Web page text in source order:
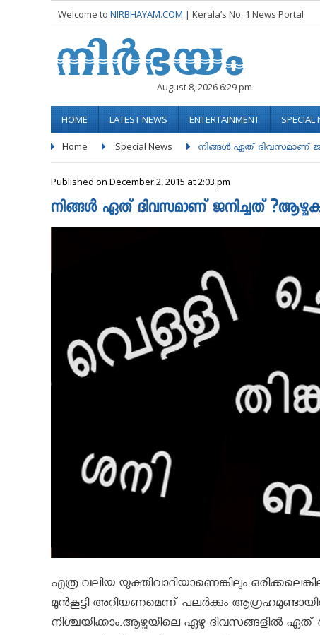
Welcome to NIRBHAYAM.COM | Kerala’s No. 1 News Portal
August 8, 2026 6:29 pm
HOME LATEST NEWS ENTERTAINMENT SPECIAL
Home Special News നിങ്ങൾ ഏത് ദിവസമാണ്
Published on December 2, 2015 at 2:03 pm
നിങ്ങൾ ഏത് ദിവസമാണ് ജനിച്ചത്
എത്ര വലിയ യുക്തിവാദിയാണെങ്കിലും
മുന്‍കൂട്ടി അറിയണമെന്ന് പലര്‍ക്കും
നിശ്ചയിക്കാം.ആഴ്ചയിലെ ഏഴു ദിവസങ്ങളില്‍